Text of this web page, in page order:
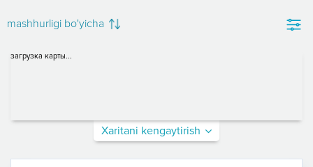
mashhurligi bo'yicha
загрузка карты...
Xaritani kengaytirish